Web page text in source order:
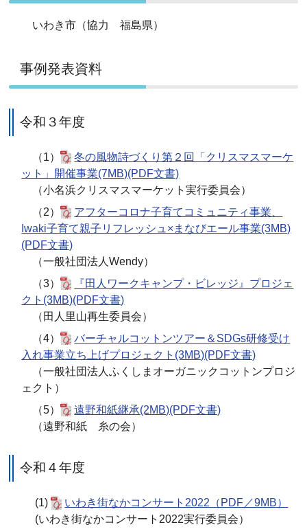
いわき市（協力 福島県）
事例発表資料
令和３年度
（1）
冬の風物詩づくり第２回「クリスマスマーケ
ット」開催事業(7MB)(PDF文書)
（小名浜クリスマスマーケット実行委員会）
（2）
アフターコロナ子育てコミュニティ事業、
Iwaki子育て親子リフレッシュ×まなびエール事業(3MB)
(PDF文書)
（一般社団法人Wendy）
（3）
『田人ワークキャンプ・ビレッジ』プロジェ
クト(3MB)(PDF文書)
（田人里山再生委員会）
（4）
バーチャルコットンツアー＆SDGs研修受け
入れ事業立ち上げプロジェクト(3MB)(PDF文書)
（一般社団法人ふくしまオーガニックコットンプロジ
ェクト）
（5）
遠野和紙継承(2MB)(PDF文書)
（遠野和紙 糸の会）
令和４年度
(1)
いわき街なかコンサート2022（PDF／9MB）
(いわき街なかコンサート2022実行委員会）